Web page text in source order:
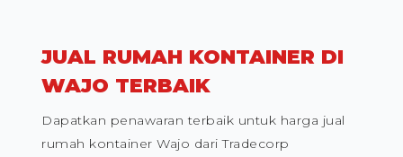
JUAL RUMAH KONTAINER DI
WAJO TERBAIK
Dapatkan penawaran terbaik untuk harga jual
rumah kontainer Wajo dari Tradecorp